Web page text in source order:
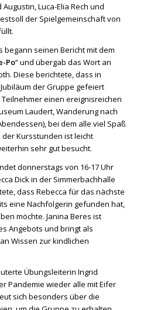
Augustin, Luca-Elia Rech und
der Spielgemeinschaft von
begann seinen Bericht mit dem
Po“ und übergab das Wort an
Diese berichtete, dass in
der Gruppe gefeiert
einen ereignisreichen
Laudert, Wanderung nach
bei dem alle viel Spaß
Kursstunden ist leicht
sehr gut besucht.
donnerstags von 16-17 Uhr
Dick in der Simmerbachhalle
dass Rebecca für das nächste
eine Nachfolgerin gefunden hat,
möchte. Janina Beres ist
Angebots und bringt als
Wissen zur kindlichen
Übungsleiterin Ingrid
Pandemie wieder alle mit Eifer
sich besonders über die